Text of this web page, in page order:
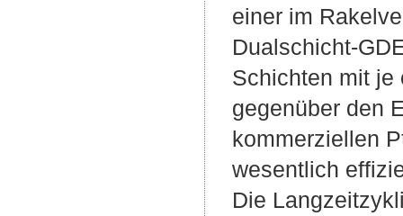
einer im
Dualschicht-
Schichten mit je
gegenüber den
kommerziellen
wesentlich
Die